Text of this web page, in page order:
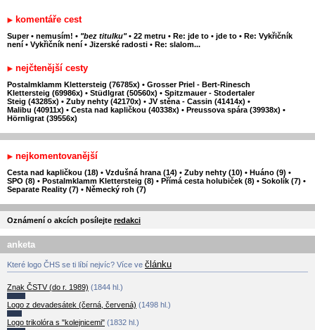
komentáře cest
Super • nemusím! • "bez titulku" • 22 metru • Re: jde to • jde to • Re: Vykřičník
není • Vykřičník není • Jizerské radosti • Re: slalom...
nejčtenější cesty
Postalmklamm Klettersteig (76785x) • Grosser Priel - Bert-Rinesch
Klettersteig (69986x) • Stüdlgrat (50560x) • Spitzmauer - Stodertaler
Steig (43285x) • Zuby nehty (42170x) • JV stěna - Cassin (41414x) •
Malibu (40911x) • Cesta nad kapličkou (40338x) • Preussova spára (39938x) •
Hörnligrat (39556x)
nejkomentovanější
Cesta nad kapličkou (18) • Vzdušná hrana (14) • Zuby nehty (10) • Huáno (9) •
SPO (8) • Postalmklamm Klettersteig (8) • Přímá cesta holubiček (8) • Sokolík (7) •
Separate Reality (7) • Německý roh (7)
Oznámení o akcích posílejte redakci
anketa
Které logo ČHS se ti líbí nejvíc? Více ve článku
Znak ČSTV (do r. 1989) (1844 hl.)
Logo z devadesátek (černá, červená) (1498 hl.)
Logo trikolóra s "kolejnicemi" (1832 hl.)